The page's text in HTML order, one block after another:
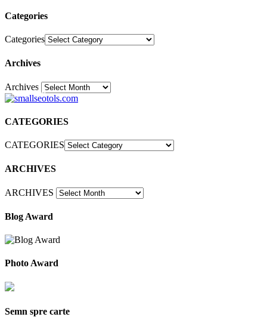
Categories
Categories
Archives
Archives30
CATEGORIES
CATEGORIES
ARCHIVES
ARCHIVES
Blog Award
Photo Award
Semn spre carte